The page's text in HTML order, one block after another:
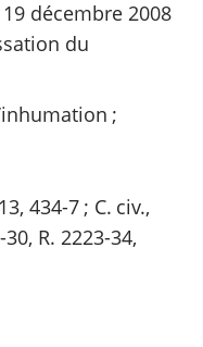
décembre 2008
du
;
434-7 ; C. civ.,
R. 2223-34,